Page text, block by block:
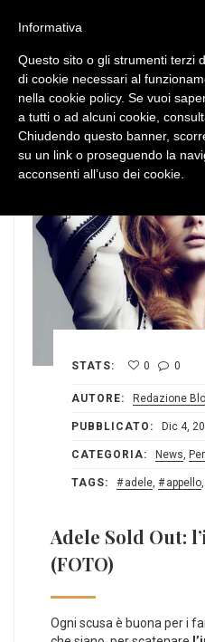
STATS: 0 0
AUTORE: Redazione
PUBBLICATO: Dic 4,
CATEGORIA: News,
TAGS: adele, appello,
Adele Sold Out:
(FOTO)
Ogni scusa è buona per i
Informativa
Questo sito o gli strumenti terzi
di cookie necessari al
nella cookie policy. Se vuoi
a tutti o ad alcuni cookie,
Chiudendo questo banner,
su un link o proseguendo la
acconsenti all’uso dei cookie.